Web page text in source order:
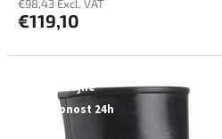
€98,43 Excl. VAT
€119,10
prodejně
Dostupnost 24h